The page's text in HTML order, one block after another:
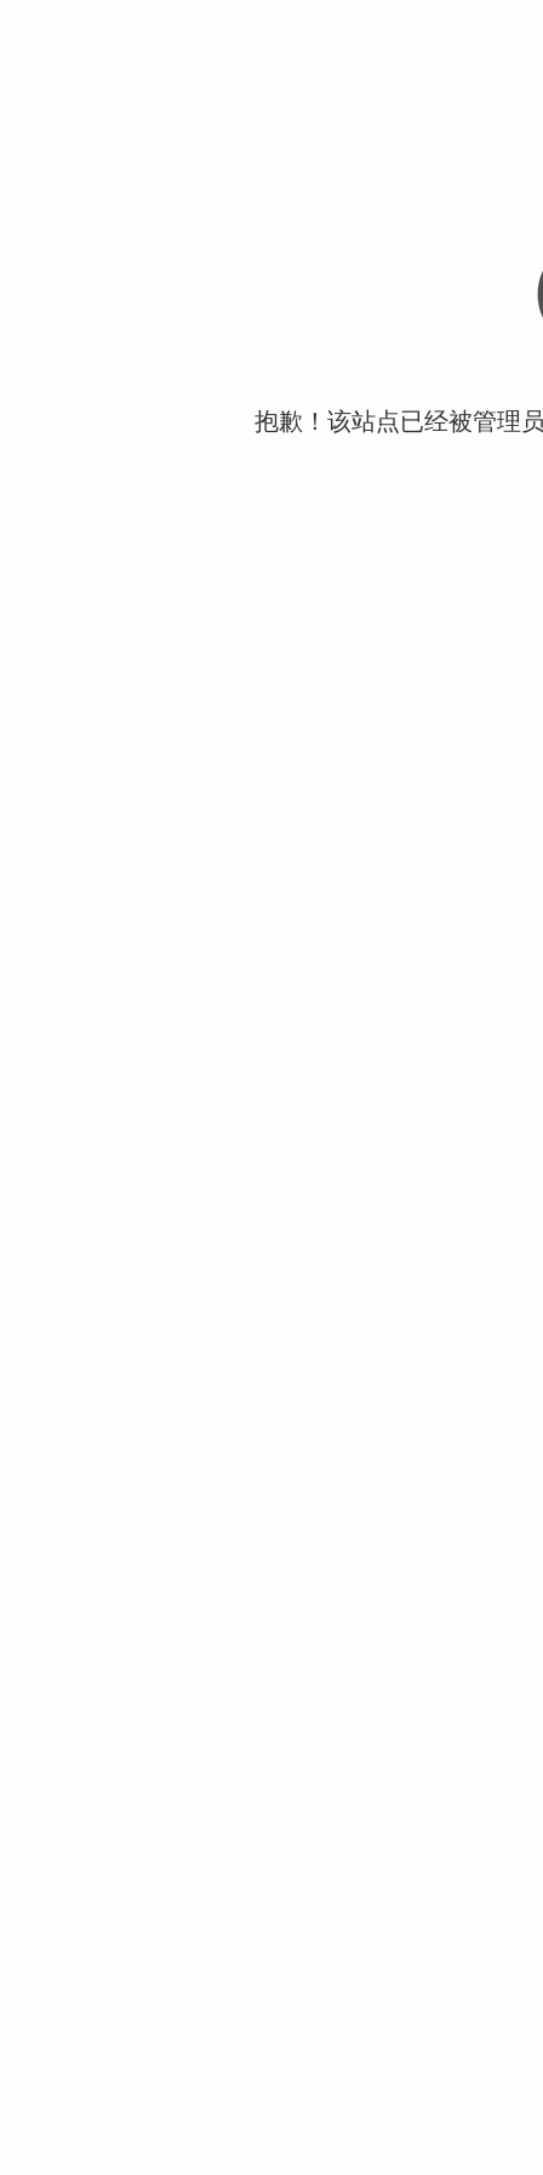
抱歉！该站点已经被管理